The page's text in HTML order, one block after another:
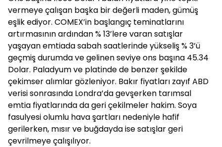
vermeye çalışan başka bir değerli maden, gümüş
eşlik ediyor. COMEX’in başlangıç teminatlarını
artırmasının ardından % 13’lere varan satışlar
yaşayan emtiada sabah saatlerinde yükseliş % 3’ü
geçmiş durumda ve gelinen seviye ons başına 45.34
Dolar. Paladyum ve platinde de benzer şekilde
çekimser alımlar gözleniyor. Bakır fiyatları zayıf ABD
verisi sonrasında Londra’da gevşerken tarımsal
emtia fiyatlarında da geri çekilmeler hakim. Soya
fasulyesi olumlu hava şartları nedeniyle hafif
gerilerken, mısır ve buğdayda ise satışlar geri
çevrilmeye çalışılıyor.